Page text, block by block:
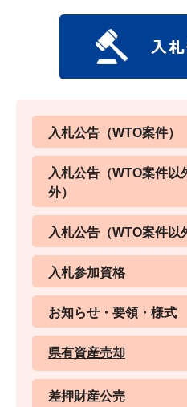
入札公告（WTO案件）
入札公告（WTO案件以
外）
入札公告（WTO案件以
入札参加資格
お知らせ・要領・様式
県有資産売却
差押財産公売